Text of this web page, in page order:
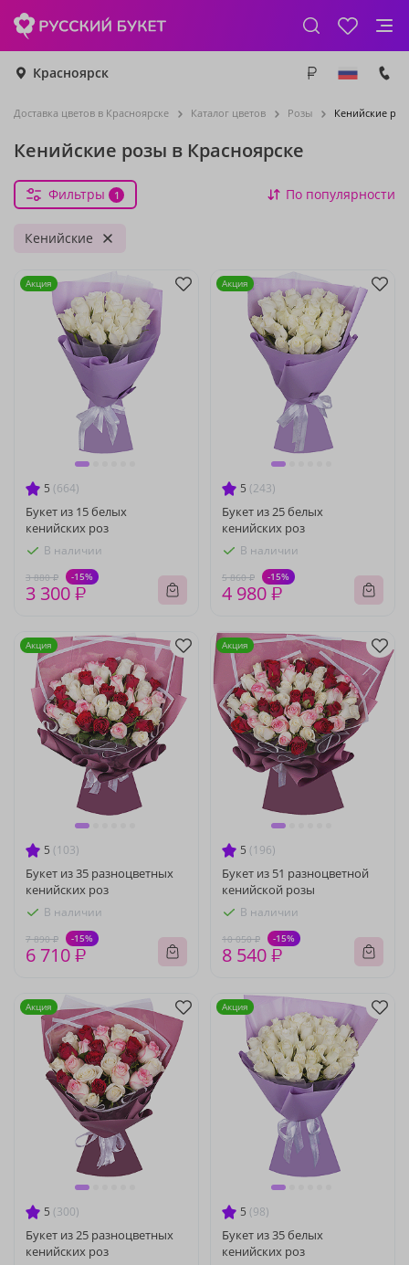
Красноярск
Доставка цветов в Красноярске Каталог цветов Розы Кенийские
Кенийские розы в Красноярске
Фильтры 1 По популярности
Кенийские
5 (664)
Букет из 15 белых
кенийских роз
В наличии
3 880 ₽ -15%
3 300 ₽
Акция
5 (243)
Букет из 25 белых
кенийских роз
В наличии
5 860 ₽ -15%
4 980 ₽
Акция
5 (103)
Букет из 35 разноцветных
кенийских роз
В наличии
7 890 ₽ -15%
6 710 ₽
Акция
5 (196)
Букет из 51 разноцветной
кенийской розы
В наличии
10 050 ₽ -15%
8 540 ₽
Акция
5 (300)
Букет из 25 разноцветных
кенийских роз
Акция
5 (98)
Букет из 35 белых
кенийских роз
Акция